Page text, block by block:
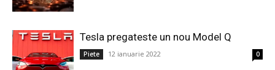
Tesla pregateste un nou Model Q
Piete 12 ianuarie 2022 0